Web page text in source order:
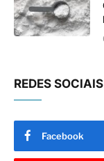
REDES SOCIAIS
Facebook